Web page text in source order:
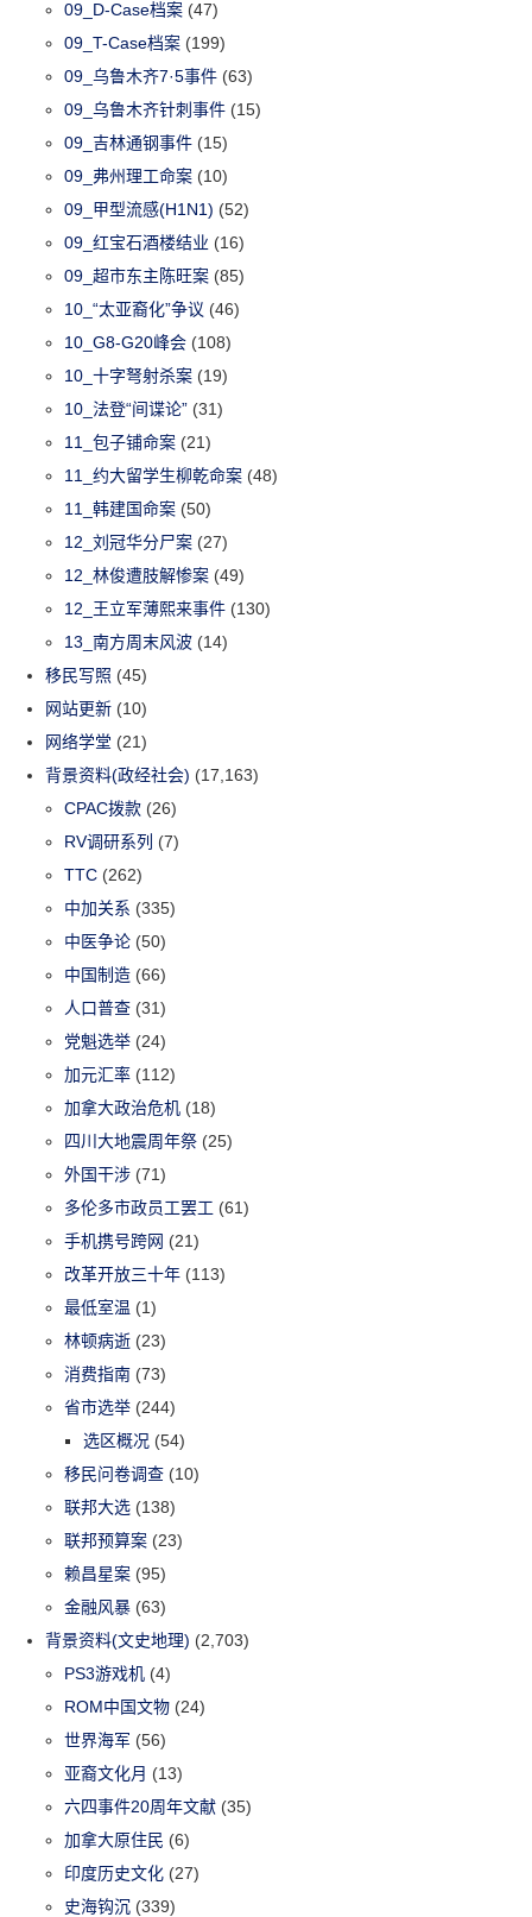
09_D-Case档案 (47)
09_T-Case档案 (199)
09_乌鲁木齐7·5事件 (63)
09_乌鲁木齐针刺事件 (15)
09_吉林通钢事件 (15)
09_弗州理工命案 (10)
09_甲型流感(H1N1) (52)
09_红宝石酒楼结业 (16)
09_超市东主陈旺案 (85)
10_“太亚裔化”争议 (46)
10_G8-G20峰会 (108)
10_十字弩射杀案 (19)
10_法登“间谍论” (31)
11_包子铺命案 (21)
11_约大留学生柳乾命案 (48)
11_韩建国命案 (50)
12_刘冠华分尸案 (27)
12_林俊遭肢解惨案 (49)
12_王立军薄熙来事件 (130)
13_南方周末风波 (14)
移民写照 (45)
网站更新 (10)
网络学堂 (21)
背景资料(政经社会) (17,163)
CPAC拨款 (26)
RV调研系列 (7)
TTC (262)
中加关系 (335)
中医争论 (50)
中国制造 (66)
人口普查 (31)
党魁选举 (24)
加元汇率 (112)
加拿大政治危机 (18)
四川大地震周年祭 (25)
外国干涉 (71)
多伦多市政员工罢工 (61)
手机携号跨网 (21)
改革开放三十年 (113)
最低室温 (1)
林顿病逝 (23)
消费指南 (73)
省市选举 (244)
选区概况 (54)
移民问卷调查 (10)
联邦大选 (138)
联邦预算案 (23)
赖昌星案 (95)
金融风暴 (63)
背景资料(文史地理) (2,703)
PS3游戏机 (4)
ROM中国文物 (24)
世界海军 (56)
亚裔文化月 (13)
六四事件20周年文献 (35)
加拿大原住民 (6)
印度历史文化 (27)
史海钩沉 (339)